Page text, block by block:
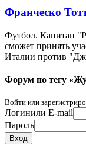
Франческо
Футбол. Капитан
сможет принять
Италии против
Форум по тегу
Войти или
Логинили E-mail
Пароль